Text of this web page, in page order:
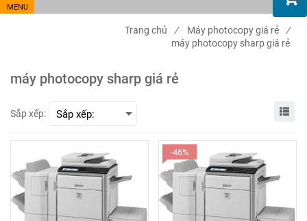
Trang chủ / Máy photocopy giá rẻ
/
máy photocopy sharp giá rẻ
máy photocopy sharp giá rẻ
Sắp xếp:
-46%